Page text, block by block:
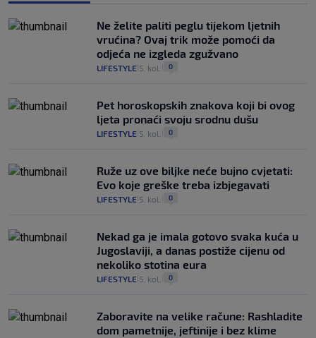
Ne želite paliti peglu tijekom ljetnih
vrućina? Ovaj trik može pomoći da
odjeća ne izgleda zgužvano
LIFESTYLE 5. kol. 0
Pet horoskopskih znakova koji bi ovog
ljeta pronaći svoju srodnu dušu
LIFESTYLE 5. kol. 0
Ruže uz ove biljke neće bujno cvjetati:
Evo koje greške treba izbjegavati
LIFESTYLE 5. kol. 0
Nekad ga je imala gotovo svaka kuća u
Jugoslaviji, a danas postiže cijenu od
nekoliko stotina eura
LIFESTYLE 5. kol. 0
Zaboravite na velike račune: Rashladite
dom pametnije, jeftinije i bez klime